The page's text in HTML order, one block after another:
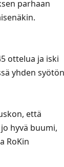
parhaan
ottelua ja iski
yhden
että
hyvä buumi,
RoKin